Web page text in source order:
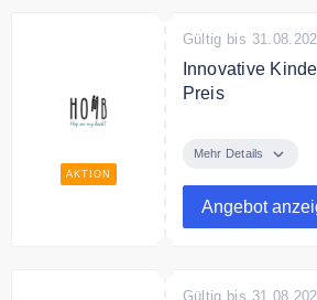
AKTION
Gültig bis
Innovative
Preis
Rückentrage
Mehr Details
Angebot
Gültig bis